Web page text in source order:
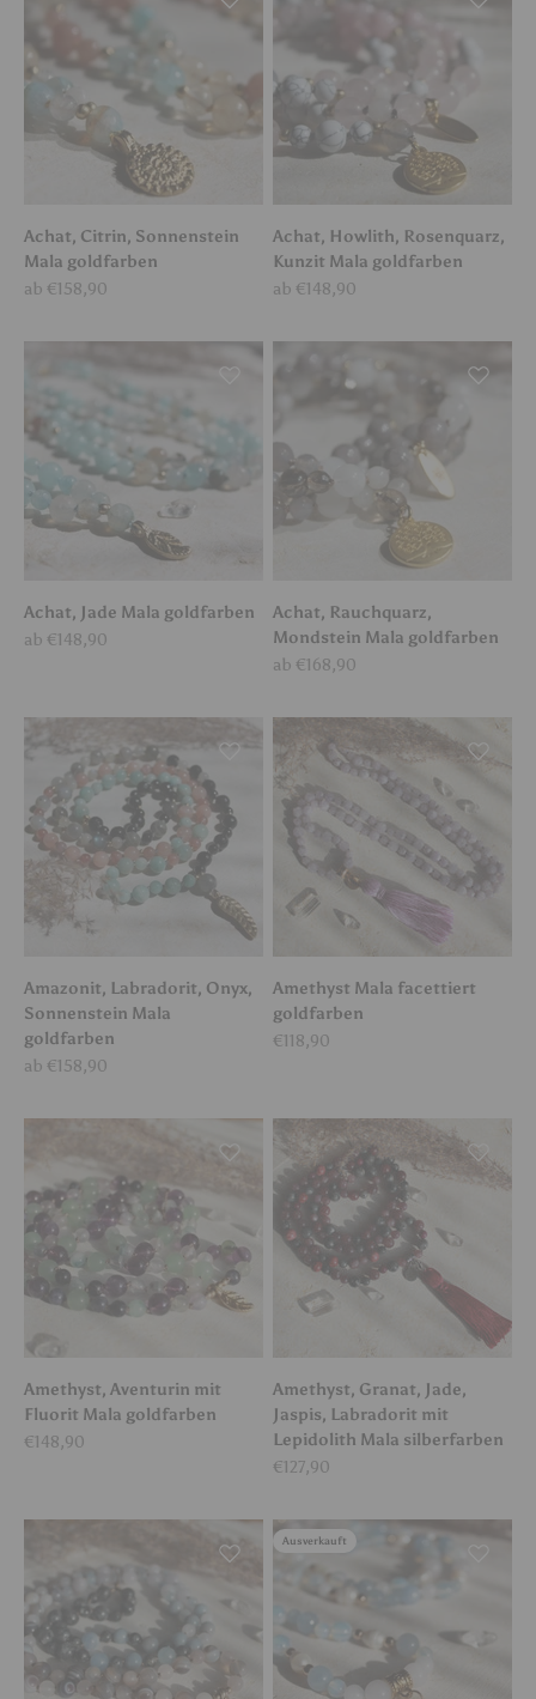
Achat, Citrin, Sonnenstein
Mala goldfarben
Angebot
ab €158,90
Achat, Howlith, Rosenquarz,
Kunzit Mala goldfarben
Angebot
ab €148,90
Achat, Jade Mala goldfarben
Angebot
ab €148,90
Achat, Rauchquarz,
Mondstein Mala goldfarben
Angebot
ab €168,90
Amazonit, Labradorit, Onyx,
Sonnenstein Mala
goldfarben
Angebot
ab €158,90
Amethyst Mala facettiert
goldfarben
Angebot
€118,90
Amethyst, Aventurin mit
Fluorit Mala goldfarben
Angebot
€148,90
Amethyst, Granat, Jade,
Jaspis, Labradorit mit
Lepidolith Mala silberfarben
Angebot
€127,90
Ausverkauft